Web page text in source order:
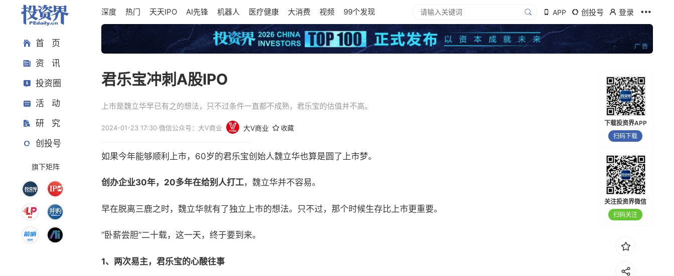
首 页
资 讯
投资圈
活 动
研 究
创投号
旗下矩阵
深度 热门 天天IPO AI先锋 机器人 医疗健康 大消费 视频 99个发现 APP 创投号 登录
君乐宝冲刺A股IPO
上市是魏立华早已有之的想法，只不过条件一直都不成熟，君乐宝的估值并不高。
2024-01-23 17:30·微信公众号：大V商业 大V商业 收藏
如果今年能够顺利上市，60岁的君乐宝创始人魏立华也算是圆了上市梦。
创办企业30年，20多年在给别人打工，魏立华并不容易。
早在脱离三鹿之时，魏立华就有了独立上市的想法。只不过，那个时候生存比上市更重要。
“卧薪尝胆”二十载，这一天，终于要到来。
1、两次易主，君乐宝的心酸往事
下载投资界APP
扫码下载
关注投资界微信
扫码关注